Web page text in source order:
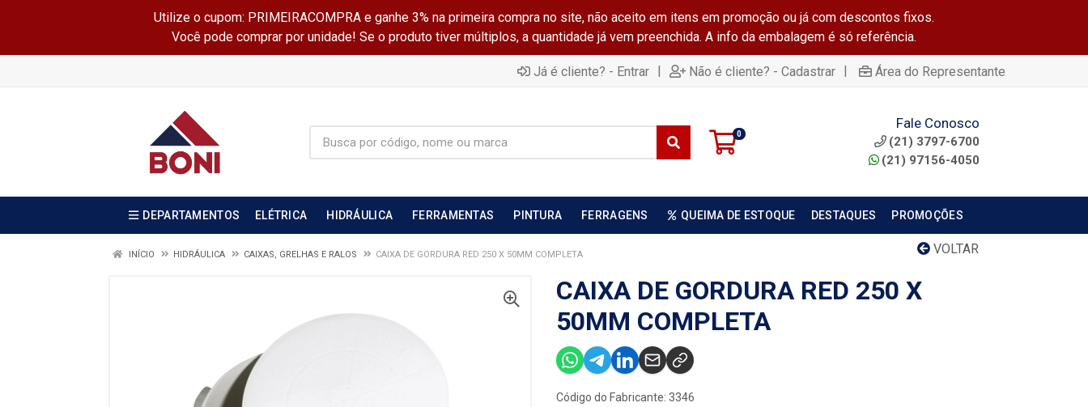
Utilize o cupom: PRIMEIRACOMPRA e ganhe 3% na primeira compra no site, não aceito em itens em promoção ou já com descontos fixos.
Você pode comprar por unidade! Se o produto tiver múltiplos, a quantidade já vem preenchida. A info da embalagem é só referência.
Já é cliente? - Entrar | Não é cliente? - Cadastrar | Área do Representante
0
Fale Conosco
(21) 3797-6700
(21) 97156-4050
DEPARTAMENTOS ELÉTRICA HIDRÁULICA FERRAMENTAS PINTURA FERRAGENS QUEIMA DE ESTOQUE DESTAQUES PROMOÇÕES
VOLTAR
INÍCIO HIDRÁULICA CAIXAS, GRELHAS E RALOS CAIXA DE GORDURA RED 250 X 50MM COMPLETA
CAIXA DE GORDURA RED 250 X
50MM COMPLETA
Código do Fabricante: 3346